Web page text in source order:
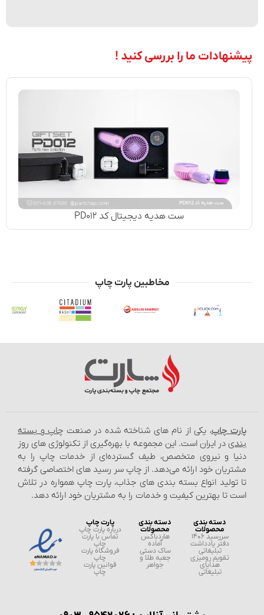
پیشنهادات ما را بررسی کنید !
ست هدیه دیجیتال کد PD۰۱۲
مخاطبین پارت چاپ
پارت چاپ، یکی از نام‌ های شناخته شده در صنعت چاپ و بسته‌
بندی در ایران است. این مجموعه با بهره‌گیری از تکنولوژی‌ های روز
دنیا و نیروی متخصص، طیف گسترده‌ای از خدمات چاپ را به
مشتریان خود ارائه می‌دهد. از چاپ سر رسید های اختصاصی گرفته
تا تولید انواع بسته‌ بندی‌ های جذاب، پارت چاپ همواره در تلاش
است تا بهترین کیفیت و خدمات را به مشتریان خود ارائه دهد.
دسته بندی
محصولات
سررسید 1406
دفتر یادداشت
تبلیغاتی
تقویم رومیزی
هدایای
تبلیغاتی
دسته بندی
محصولات
هاردباکس
آماده
ساک دستی
جعبه طلا و
جواهر
پارت چاپ
درباره پارت چاپ
تماس با پارت
چاپ
فروشگاه پارت
چاپ
قوانین پارت
چاپ